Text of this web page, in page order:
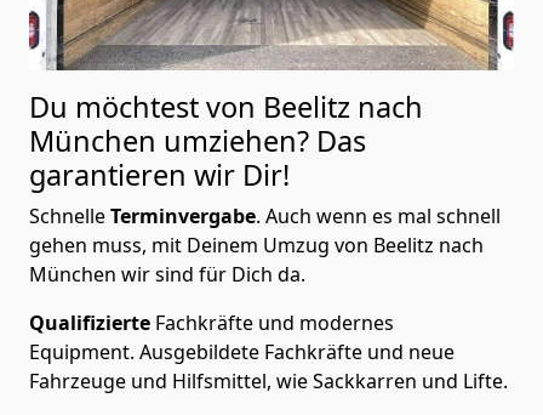
Du möchtest von Beelitz nach
München umziehen? Das
garantieren wir Dir!
SchnelleTerminvergabe. Auch wenn es mal schnell
gehen muss, mit Deinem Umzug von Beelitz nach
München wir sind für Dich da.
Qualifizierte Fachkräfte und modernes
Equipment. Ausgebildete Fachkräfte und neue
Fahrzeuge und Hilfsmittel, wie Sackkarren und Lifte.